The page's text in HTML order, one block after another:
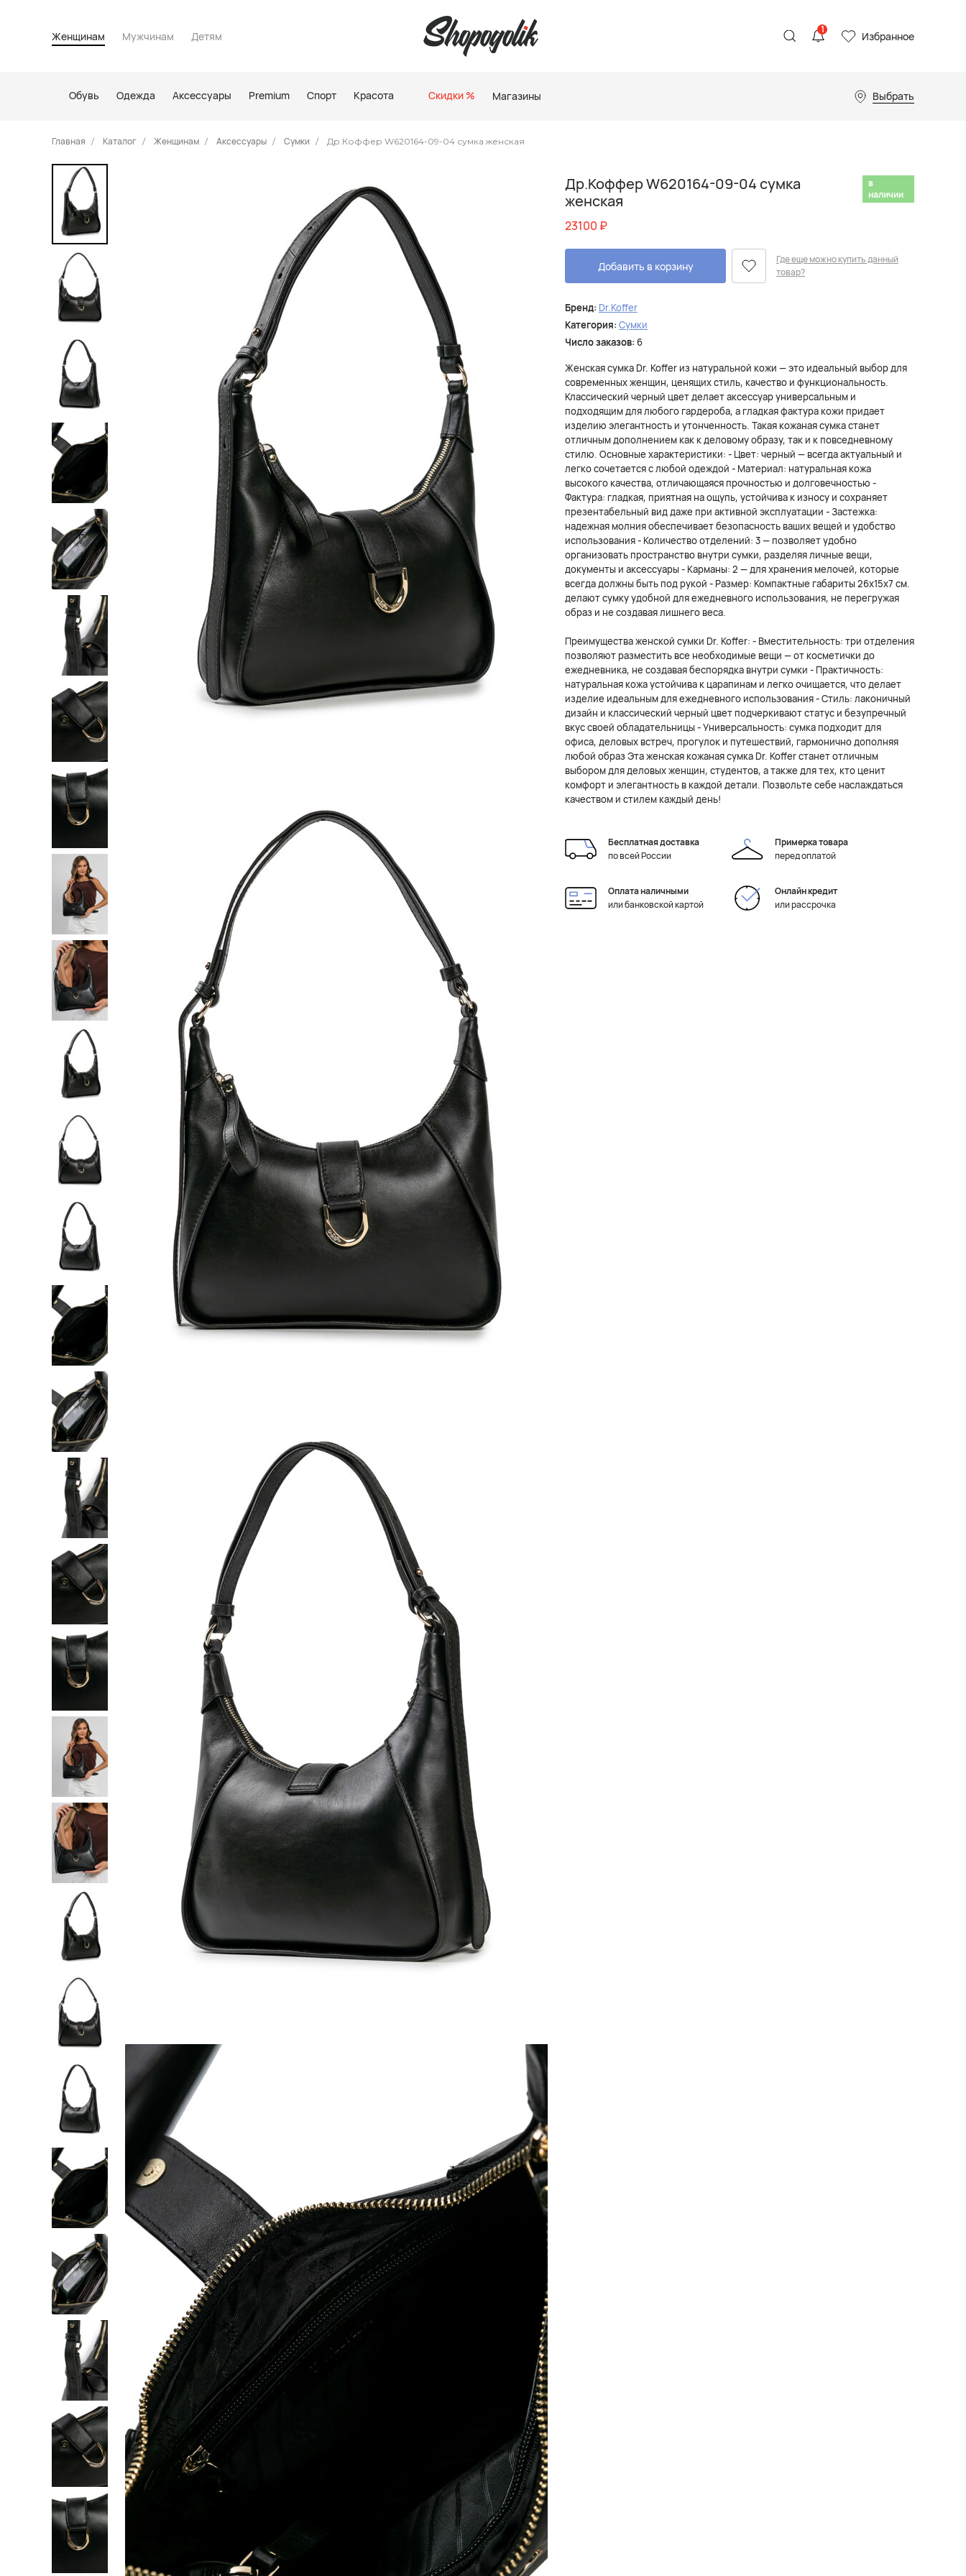
Женщинам Мужчинам Детям
1 Избранное
Обувь Одежда Аксессуары Premium Спорт Красота Скидки % Магазины Выбрать
Главная Каталог Женщинам Аксессуары Сумки Др.Коффер W620164-09-04 сумка женская
Др.Коффер W620164-09-04 сумка
женская
в
наличии
23100 ₽
Добавить в корзину
Где еще можно купить данный
товар?
Бренд: Dr.Koffer
Категория: Сумки
Число заказов: 6
Женская сумка Dr. Koffer из натуральной кожи — это идеальный выбор для
современных женщин, ценящих стиль, качество и функциональность.
Классический черный цвет делает аксессуар универсальным и
подходящим для любого гардероба, а гладкая фактура кожи придает
изделию элегантность и утонченность. Такая кожаная сумка станет
отличным дополнением как к деловому образу, так и к повседневному
стилю. Основные характеристики: - Цвет: черный — всегда актуальный и
легко сочетается с любой одеждой - Материал: натуральная кожа
высокого качества, отличающаяся прочностью и долговечностью -
Фактура: гладкая, приятная на ощупь, устойчива к износу и сохраняет
презентабельный вид даже при активной эксплуатации - Застежка:
надежная молния обеспечивает безопасность ваших вещей и удобство
использования - Количество отделений: 3 — позволяет удобно
организовать пространство внутри сумки, разделяя личные вещи,
документы и аксессуары - Карманы: 2 — для хранения мелочей, которые
всегда должны быть под рукой - Размер: Компактные габариты 26x15x7 см.
делают сумку удобной для ежедневного использования, не перегружая
образ и не создавая лишнего веса.
Преимущества женской сумки Dr. Koffer: - Вместительность: три отделения
позволяют разместить все необходимые вещи — от косметички до
ежедневника, не создавая беспорядка внутри сумки - Практичность:
натуральная кожа устойчива к царапинам и легко очищается, что делает
изделие идеальным для ежедневного использования - Стиль: лаконичный
дизайн и классический черный цвет подчеркивают статус и безупречный
вкус своей обладательницы - Универсальность: сумка подходит для
офиса, деловых встреч, прогулок и путешествий, гармонично дополняя
любой образ Эта женская кожаная сумка Dr. Koffer станет отличным
выбором для деловых женщин, студентов, а также для тех, кто ценит
комфорт и элегантность в каждой детали. Позвольте себе наслаждаться
качеством и стилем каждый день!
Бесплатная доставка
по всей России
Примерка товара
перед оплатой
Оплата наличными
или банковской картой
Онлайн кредит
или рассрочка